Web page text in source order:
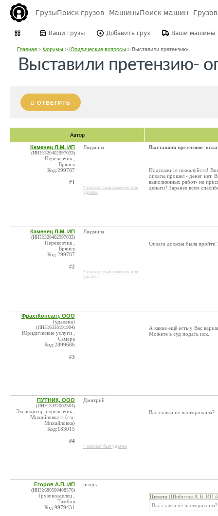
ГрузыПоиск грузов МашиныПоиск машин
Ваши грузы Добавить груз Ваши машины
Главная> Форумы> Юридические вопросы> Выставили претензию-...
Выставили претензию-
ОТВЕТИТЬ
Автор
Каменец Л.М. ИП
(ИНН:320402997033)
Перевозчик ,
Брянск
Код:299787
#1
Людмила
* контакт был изменен или
удален
Выставили претензию-
Подскажите пожалуйста!
оплаты прошел - денег нет.
выполненных работ- не
деньги? Заранее всем
Каменец Л.М. ИП
(ИНН:320402997033)
Перевозчик ,
Брянск
Код:299787
#2
Людмила
* контакт был изменен или
удален
Оплата должна была пройти
ФрахтКонсалт, ООО
(удалена)
(ИНН:6318191904)
Юридические услуги ,
Самара
Код:2899686
#3
А какие ещё есть у Вас
Можете в суд подать иск.
ПУТНИК, ООО
(ИНН:3437002364)
Экспедитор-перевозчик ,
Михайловка г. (г.о.
Михайловка)
Код:183015
#4
Дмитрий
* контакт был удален
Вас ставка не насторожила?
Егоров А.П. ИП
(ИНН:680500408370)
Грузовладелец ,
Тамбов
Код:9979431
игорь
Цитата (Шибитов А.В. ИП
Вас ставка не насторожила?